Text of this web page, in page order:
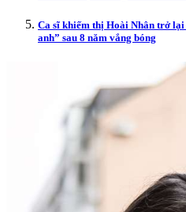
Ca sĩ khiếm thị Hoài Nhân trở
anh” sau 8 năm vắng bóng